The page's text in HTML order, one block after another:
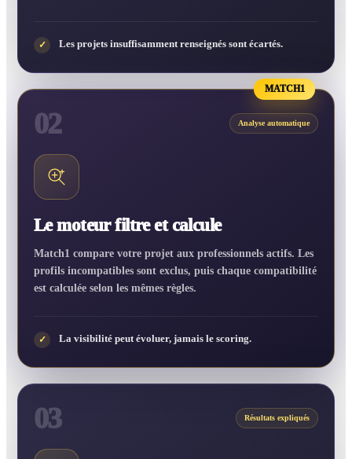
✓ Les projets insuffisamment renseignés sont écartés.
MATCH1
02 Analyse automatique
Le moteur filtre et calcule
Match1 compare votre projet aux professionnels actifs. Les
profils incompatibles sont exclus, puis chaque compatibilité
est calculée selon les mêmes règles.
✓ La visibilité peut évoluer, jamais le scoring.
03 Résultats expliqués